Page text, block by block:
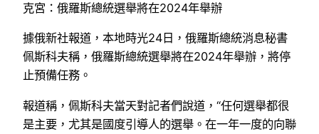
克宮：俄羅斯總統選舉將在2024年舉辦
據俄新社報道，本地時光24日，俄羅斯總統消息秘書
佩斯科夫稱，俄羅斯總統選舉將在2024年舉辦，將停
止預備任務。
報道稱，佩斯科夫當天對記者們說道，“任何選舉都很
是主要，尤其是國度引導人的選舉。在一年一度的向聯